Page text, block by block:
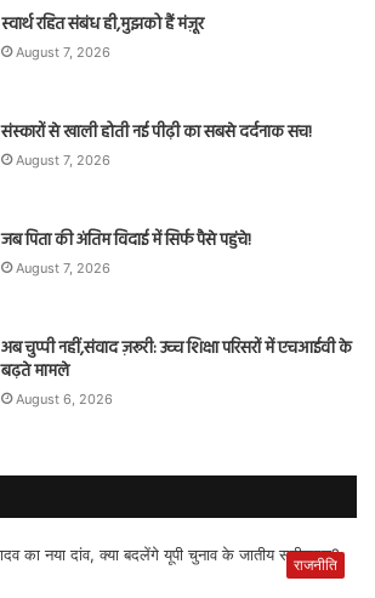
स्वार्थ रहित संबंध ही,मुझको हैं मंज़ूर
August 7, 2026
संस्कारों से खाली होती नई पीढ़ी का सबसे दर्दनाक सच!
August 7, 2026
जब पिता की अंतिम विदाई में सिर्फ पैसे पहुंचे!
August 7, 2026
अब चुप्पी नहीं,संवाद ज़रूरी: उच्च शिक्षा परिसरों में एचआईवी के
बढ़ते मामले
August 6, 2026
राजनीति